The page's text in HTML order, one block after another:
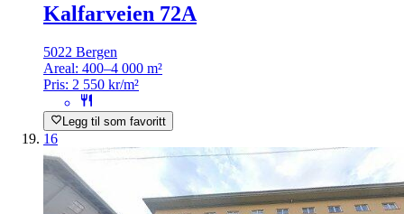
Kalfarveien 72A
5022 Bergen
Areal: 400–4 000 m²
Pris: 2 550 kr/m²
Legg til som favoritt
16